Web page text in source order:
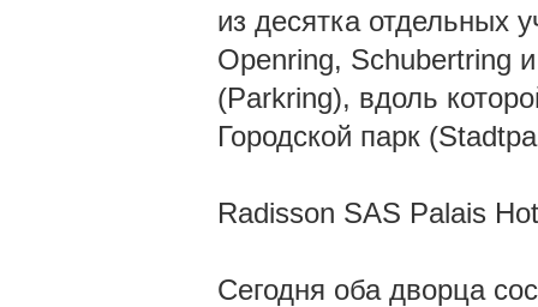
из десятка отдельных
Openring, Schubertring
(Parkring), вдоль
Городской парк
Radisson SAS Palais
Сегодня оба дворца